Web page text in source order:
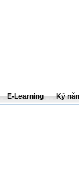
E-Learning Kỹ